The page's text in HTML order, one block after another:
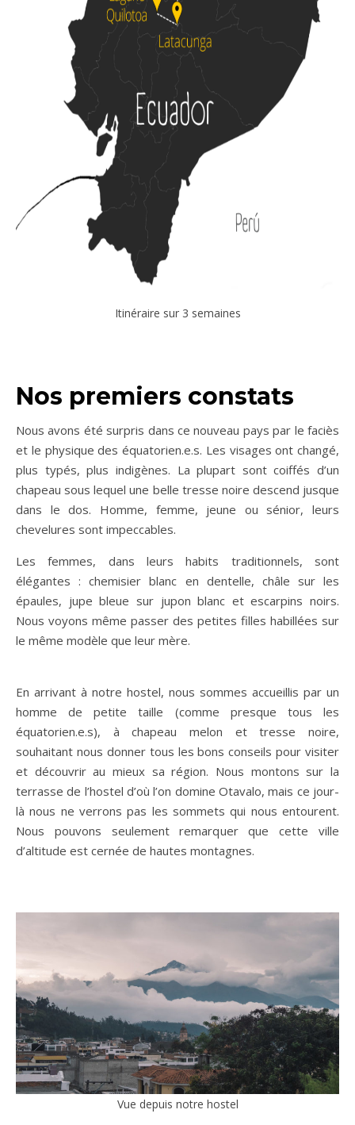
Itinéraire sur 3 semaines
Nos premiers constats
Nous avons été surpris dans ce nouveau pays par le faciès
et le physique des équatorien.e.s. Les visages ont changé,
plus typés, plus indigènes. La plupart sont coiffés d’un
chapeau sous lequel une belle tresse noire descend jusque
dans le dos. Homme, femme, jeune ou sénior, leurs
chevelures sont impeccables.
Les femmes, dans leurs habits traditionnels, sont
élégantes : chemisier blanc en dentelle, châle sur les
épaules, jupe bleue sur jupon blanc et escarpins noirs.
Nous voyons même passer des petites filles habillées sur
le même modèle que leur mère.
En arrivant à notre hostel, nous sommes accueillis par un
homme de petite taille (comme presque tous les
équatorien.e.s), à chapeau melon et tresse noire,
souhaitant nous donner tous les bons conseils pour visiter
et découvrir au mieux sa région. Nous montons sur la
terrasse de l’hostel d’où l’on domine Otavalo, mais ce jour-
là nous ne verrons pas les sommets qui nous entourent.
Nous pouvons seulement remarquer que cette ville
d’altitude est cernée de hautes montagnes.
Vue depuis notre hostel